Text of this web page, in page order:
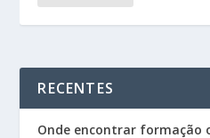
RECENTES
Onde encontrar formação